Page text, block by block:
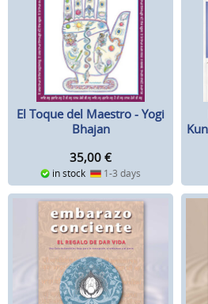
El Toque del Maestro - Yogi
Bhajan
35,00 €
in stock 1-3 days